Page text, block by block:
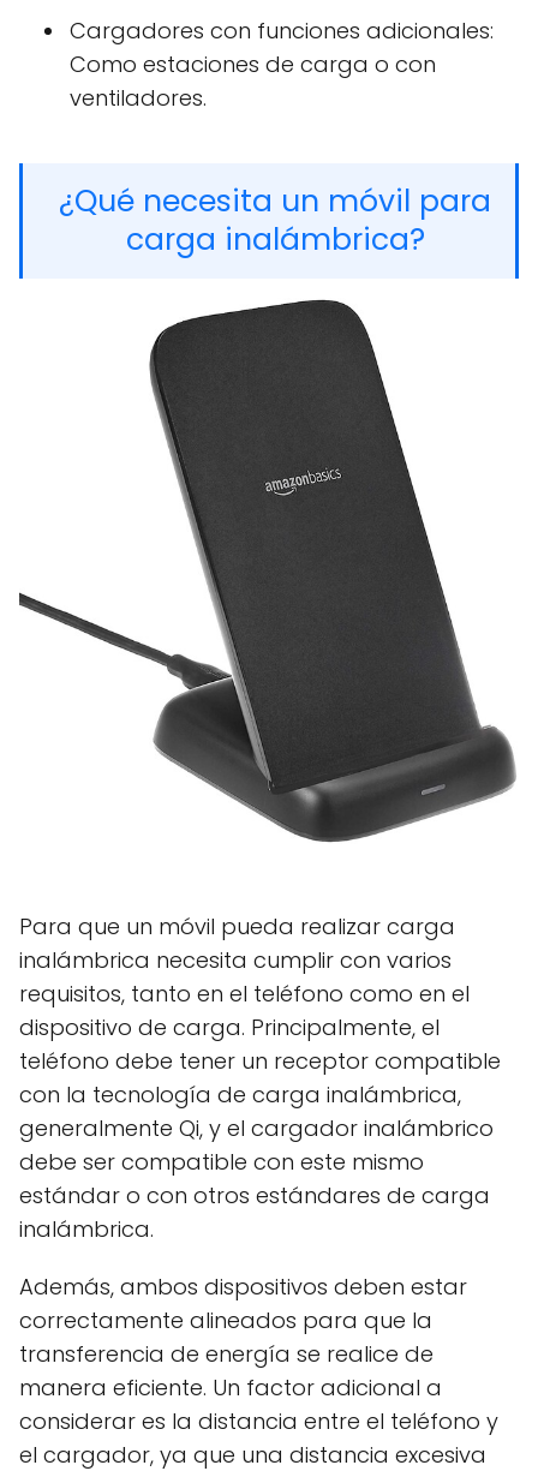
Cargadores con funciones adicionales:
Como estaciones de carga o con
ventiladores.
¿Qué necesita un móvil para
carga inalámbrica?
Para que un móvil pueda realizar carga
inalámbrica necesita cumplir con varios
requisitos, tanto en el teléfono como en el
dispositivo de carga. Principalmente, el
teléfono debe tener un receptor compatible
con la tecnología de carga inalámbrica,
generalmente Qi, y el cargador inalámbrico
debe ser compatible con este mismo
estándar o con otros estándares de carga
inalámbrica.
Además, ambos dispositivos deben estar
correctamente alineados para que la
transferencia de energía se realice de
manera eficiente. Un factor adicional a
considerar es la distancia entre el teléfono y
el cargador, ya que una distancia excesiva